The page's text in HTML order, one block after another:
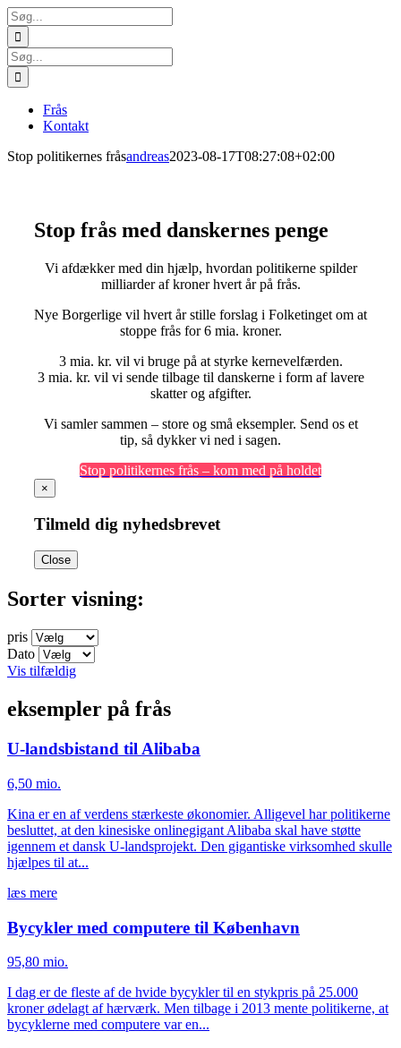
Skip
to
content
Søg
efter:
Søg
efter:
Frås
Kontakt
Stop politikernes fråsandreas2023-08-17T08:27:08+02:00
Stop frås med danskernes penge
Vi afdækker med din hjælp, hvordan politikerne spilder
milliarder af kroner hvert år på frås.
Nye Borgerlige vil hvert år stille forslag i Folketinget om at
stoppe frås for 6 mia. kroner.
3 mia. kr. vil vi bruge på at styrke kernevelfærden.
3 mia. kr. vil vi sende tilbage til danskerne i form af lavere
skatter og afgifter.
Vi samler sammen – store og små eksempler. Send os et
tip, så dykker vi ned i sagen.
Stop politikernes frås – kom med på holdet
×
Tilmeld dig nyhedsbrevet
Close
Sorter visning:
pris
Dato
Vis tilfældig
eksempler på frås
U-landsbistand til Alibaba
6,50 mio.
Kina er en af verdens stærkeste økonomier. Alligevel har politikerne
besluttet, at den kinesiske onlinegigant Alibaba skal have støtte
igennem et dansk U-landsprojekt. Den gigantiske virksomhed skulle
hjælpes til at...
læs mere
Bycykler med computere til København
95,80 mio.
I dag er de fleste af de hvide bycykler til en stykpris på 25.000
kroner ødelagt af hærværk. Men tilbage i 2013 mente politikerne, at
bycyklerne med computere var en...